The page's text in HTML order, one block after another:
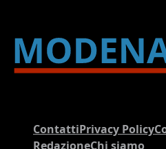
ContattiPrivacy Policy
RedazioneChi siamo